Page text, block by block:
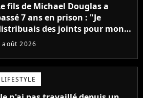
fils de Michael Douglas a
7 ans en prison : "Je
des joints pour mon
août 2026
LIFESTYLE